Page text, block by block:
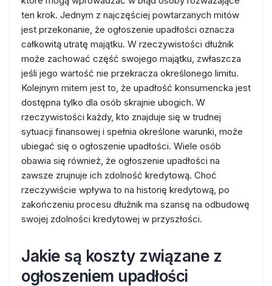
ten krok. Jednym z najczęściej powtarzanych mitów
jest przekonanie, że ogłoszenie upadłości oznacza
całkowitą utratę majątku. W rzeczywistości dłużnik
może zachować część swojego majątku, zwłaszcza
jeśli jego wartość nie przekracza określonego limitu.
Kolejnym mitem jest to, że upadłość konsumencka jest
dostępna tylko dla osób skrajnie ubogich. W
rzeczywistości każdy, kto znajduje się w trudnej
sytuacji finansowej i spełnia określone warunki, może
ubiegać się o ogłoszenie upadłości. Wiele osób
obawia się również, że ogłoszenie upadłości na
zawsze zrujnuje ich zdolność kredytową. Choć
rzeczywiście wpływa to na historię kredytową, po
zakończeniu procesu dłużnik ma szansę na odbudowę
swojej zdolności kredytowej w przyszłości.
Jakie są koszty związane z
ogłoszeniem upadłości